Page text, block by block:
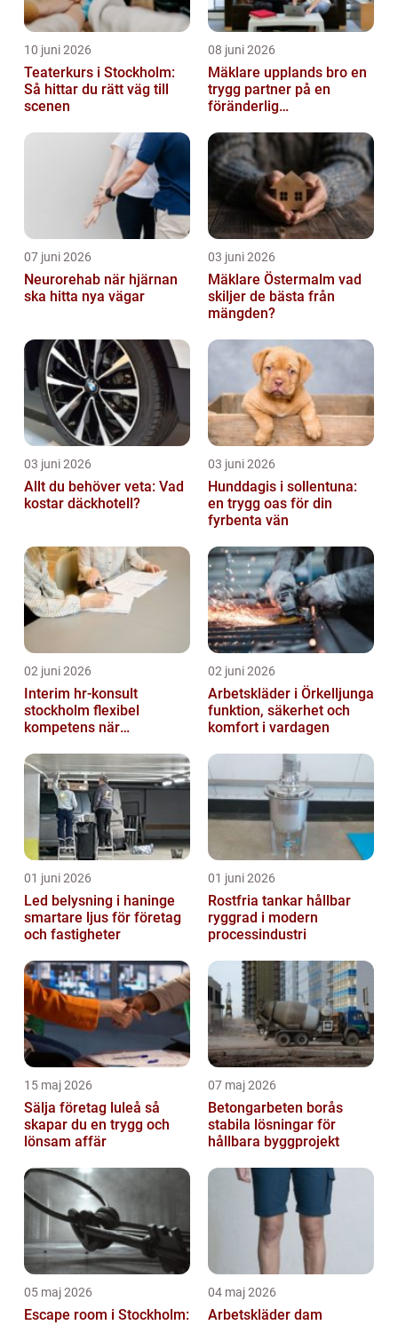
10 juni 2026
Teaterkurs i Stockholm:
Så hittar du rätt väg till
scenen
08 juni 2026
Mäklare upplands bro en
trygg partner på en
föränderlig
07 juni 2026
Neurorehab när hjärnan
ska hitta nya vägar
03 juni 2026
Mäklare Östermalm vad
skiljer de bästa från
mängden?
03 juni 2026
Allt du behöver veta: Vad
kostar däckhotell?
03 juni 2026
Hunddagis i sollentuna:
en trygg oas för din
fyrbenta vän
02 juni 2026
Interim hr-konsult
stockholm flexibel
kompetens när
02 juni 2026
Arbetskläder i Örkelljunga
funktion, säkerhet och
komfort i vardagen
01 juni 2026
Led belysning i haninge
smartare ljus för företag
och fastigheter
01 juni 2026
Rostfria tankar hållbar
ryggrad i modern
processindustri
15 maj 2026
Sälja företag luleå så
skapar du en trygg och
lönsam affär
07 maj 2026
Betongarbeten borås
stabila lösningar för
hållbara byggprojekt
05 maj 2026
Escape room i Stockholm:
04 maj 2026
Arbetskläder dam